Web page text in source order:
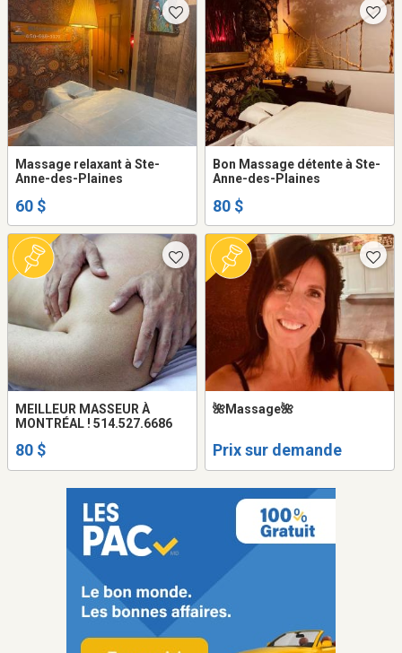
Massage relaxant à Ste-
Anne-des-Plaines
60 $
Bon Massage détente à Ste-
Anne-des-Plaines
80 $
MEILLEUR MASSEUR À
MONTRÉAL ! 514.527.6686
80 $
🌺Massage🌺
Prix sur demande